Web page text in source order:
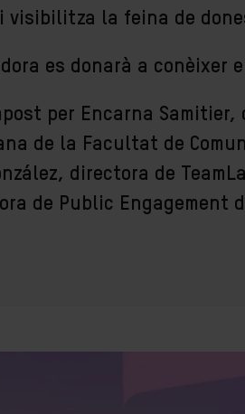
i visibilitza la feina de
es donarà a conèixer
per Encarna
de la Facultat de
directora de
de Public Engagement